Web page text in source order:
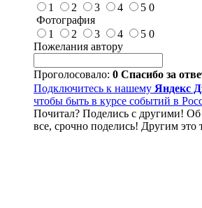
1
2 3 4 5 0
Фотография
1
2 3 4 5 0
Пожелания автору
Проголосовало: 0 Спасибо за
Подключитесь к нашему Яндекс
чтобы быть в курсе событий в
Почитал? Поделись с другими!
все, срочно поделись! Другим это